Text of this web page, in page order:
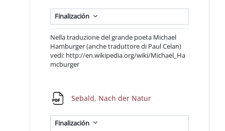
Finalización
Nella traduzione del grande poeta Michael
Hamburger (anche traduttore di Paul Celan)
vedi: http://en.wikipedia.org/wiki/Michael_Ha
mcburger
Sebald, Nach der Natur
Finalización